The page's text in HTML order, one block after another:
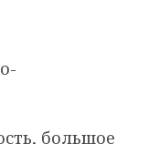
большое